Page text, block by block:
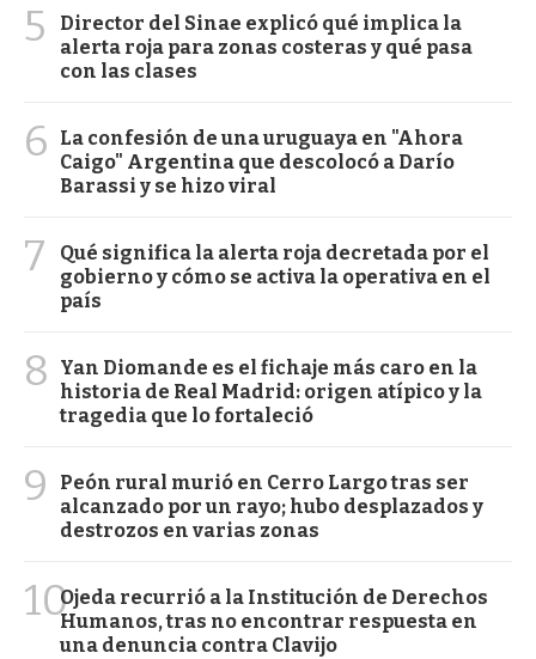
5
Director del Sinae explicó qué implica la
alerta roja para zonas costeras y qué pasa
con las clases
6
La confesión de una uruguaya en "Ahora
Caigo" Argentina que descolocó a Darío
Barassi y se hizo viral
7
Qué significa la alerta roja decretada por el
gobierno y cómo se activa la operativa en el
país
8
Yan Diomande es el fichaje más caro en la
historia de Real Madrid: origen atípico y la
tragedia que lo fortaleció
9
Peón rural murió en Cerro Largo tras ser
alcanzado por un rayo; hubo desplazados y
destrozos en varias zonas
10Ojeda recurrió a la Institución de Derechos
Humanos, tras no encontrar respuesta en
una denuncia contra Clavijo